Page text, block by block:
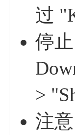
过
停
>
注